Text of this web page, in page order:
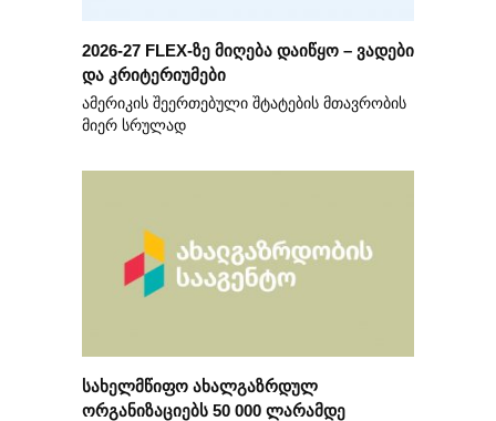
2026-27 FLEX-ზე მიღება დაიწყო – ვადები
და კრიტერიუმები
ამერიკის შეერთებული შტატების მთავრობის
მიერ სრულად
სახელმწიფო ახალგაზრდულ
ორგანიზაციებს 50 000 ლარამდე